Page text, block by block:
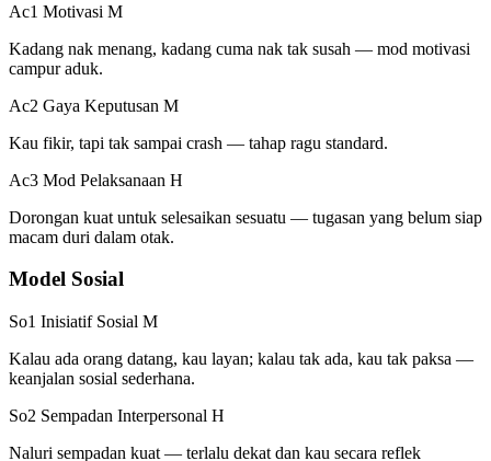
Ac1 Motivasi M
Kadang nak menang, kadang cuma nak tak susah — mod motivasi
campur aduk.
Ac2 Gaya Keputusan M
Kau fikir, tapi tak sampai crash — tahap ragu standard.
Ac3 Mod Pelaksanaan H
Dorongan kuat untuk selesaikan sesuatu — tugasan yang belum siap
macam duri dalam otak.
Model Sosial
So1 Inisiatif Sosial M
Kalau ada orang datang, kau layan; kalau tak ada, kau tak paksa —
keanjalan sosial sederhana.
So2 Sempadan Interpersonal H
Naluri sempadan kuat — terlalu dekat dan kau secara reflek